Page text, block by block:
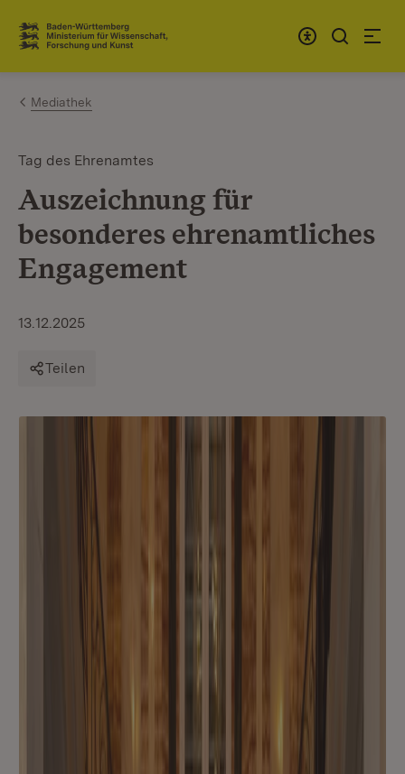
Zum Inhalt springen
Link zur Startseite
Mediathek
Tag des Ehrenamtes
Auszeichnung für
besonderes ehrenamtliches
Engagement
13.12.2025
Teilen